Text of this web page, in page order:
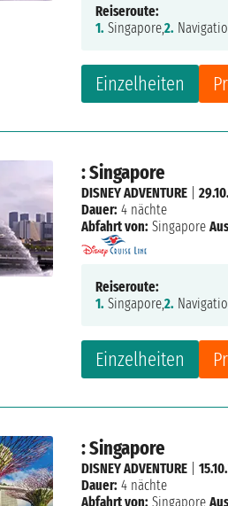
Einzelheiten
Reiseroute:
1. Singapore,2.
: Singapore
Einzelheiten
DISNEY ADVENTURE |
Dauer: 4 nächte
Abfahrt von: Singapore
Reiseroute:
1. Singapore,2.
: Singapore
DISNEY ADVENTURE |
Dauer: 4 nächte
Abfahrt von: Singapore